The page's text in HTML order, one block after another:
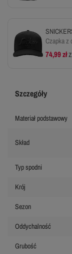
Czapka z
74,99 zł
Szczegóły
Materiał podstawowy
Skład
Typ spodni
Krój
Sezon
Oddychalność
Grubość